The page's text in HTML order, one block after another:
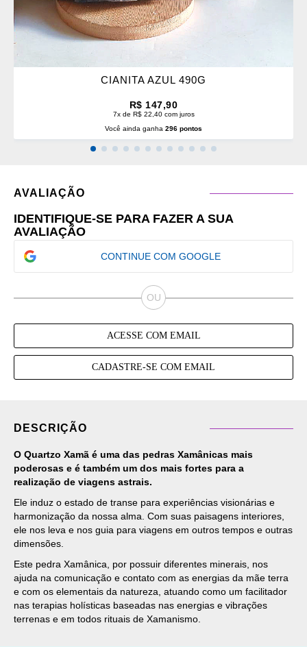
CIANITA AZUL 490G
R$ 147,90
7x de R$ 22,40 com juros
Você ainda ganha 296 pontos
AVALIAÇÃO
IDENTIFIQUE-SE PARA FAZER A SUA
AVALIAÇÃO
CONTINUE COM GOOGLE
ACESSE COM EMAIL
CADASTRE-SE COM EMAIL
DESCRIÇÃO
O Quartzo Xamã é uma das pedras Xamânicas mais
poderosas e é também um dos mais fortes para a
realização de viagens astrais.
Ele induz o estado de transe para experiências visionárias e
harmonização da nossa alma. Com suas paisagens interiores,
ele nos leva e nos guia para viagens em outros tempos e outras
dimensões.
Este pedra Xamânica, por possuir diferentes minerais, nos
ajuda na comunicação e contato com as energias da mãe terra
e com os elementais da natureza, atuando como um facilitador
nas terapias holísticas baseadas nas energias e vibrações
terrenas e em todos rituais de Xamanismo.